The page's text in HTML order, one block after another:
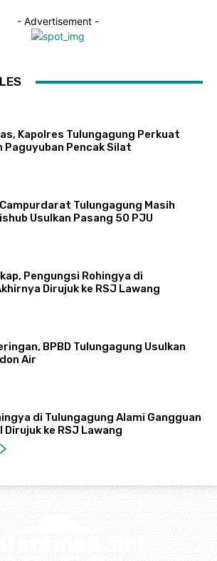
- Advertisement -
Kapolres Tulungagung Perkuat
Paguyuban Pencak Silat
Tulungagung Masih
Usulkan Pasang 50 PJU
Pengungsi Rohingya di
Dirujuk ke RSJ Lawang
BPBD Tulungagung Usulkan
Air
di Tulungagung Alami Gangguan
Dirujuk ke RSJ Lawang